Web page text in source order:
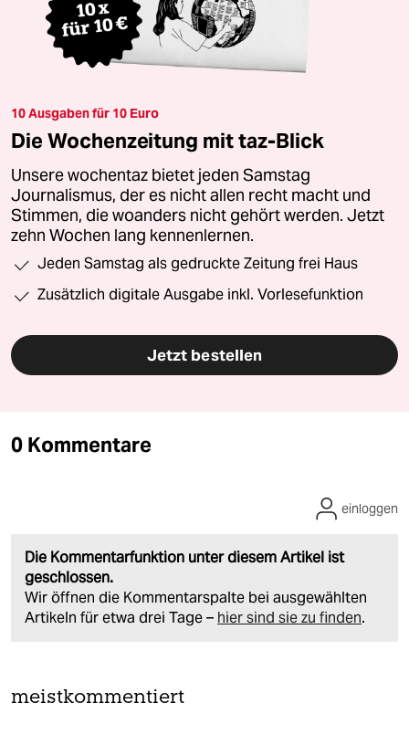
10 Ausgaben für 10 Euro
Die Wochenzeitung mit taz-Blick
Unsere wochentaz bietet jeden Samstag
Journalismus, der es nicht allen recht macht und
Stimmen, die woanders nicht gehört werden. Jetzt
zehn Wochen lang kennenlernen.
Jeden Samstag als gedruckte Zeitung frei Haus
Zusätzlich digitale Ausgabe inkl. Vorlesefunktion
Jetzt bestellen
0 Kommentare
Die Kommentarfunktion unter diesem Artikel ist
geschlossen.
Wir öffnen die Kommentarspalte bei ausgewählten
Artikeln für etwa drei Tage – hier sind sie zu finden.
einloggen
meistkommentiert